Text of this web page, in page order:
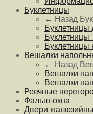
Буклетницы
← Назад
Буклетницы
Буклетницы
Вешалки
← Назад
Вешалки
Вешалки
Реечные
Фальш-окна
Двери